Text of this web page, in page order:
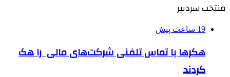
منتخب سردبیر
19 ساعت پیش
هکرها با تماس تلفنی شرکت‌های مالی را هک
کردند